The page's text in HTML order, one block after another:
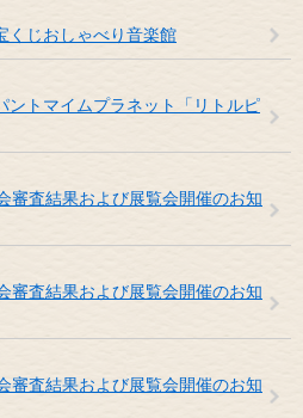
くじおしゃべり音楽館
ントマイムプラネット「リトルピ
審査結果および展覧会開催のお知
審査結果および展覧会開催のお知
審査結果および展覧会開催のお知